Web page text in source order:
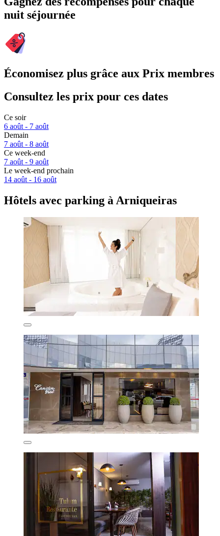
nuit séjournée
Économisez plus grâce aux Prix membres
Consultez les prix pour ces dates
Ce soir
6 août - 7 août
Demain
7 août - 8 août
Ce week-end
7 août - 9 août
Le week-end prochain
14 août - 16 août
Hôtels avec parking à Arniqueiras